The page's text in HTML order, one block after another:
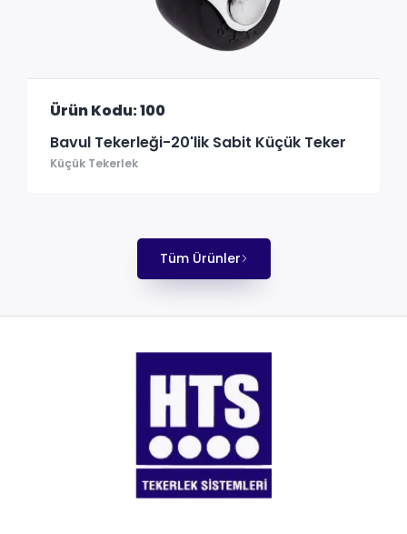
Ürün Kodu: 100
Bavul Tekerleği-20'lik Sabit Küçük Teker
Küçük Tekerlek
Tüm Ürünler